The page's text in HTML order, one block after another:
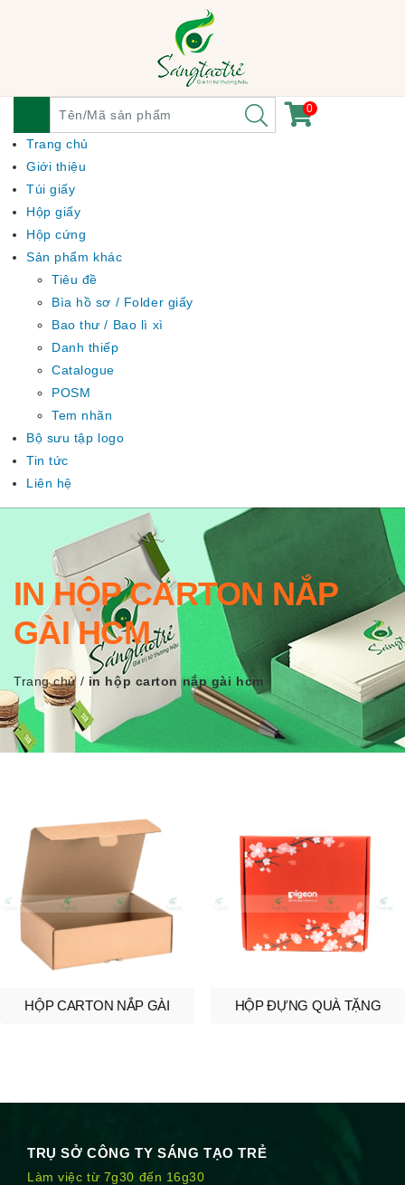
0
Trang chủ
Giới thiệu
Túi giấy
Hộp giấy
Hộp cứng
Sản phẩm khác
Tiêu đề
Bìa hồ sơ / Folder giấy
Bao thư / Bao lì xì
Danh thiếp
Catalogue
POSM
Tem nhãn
Bộ sưu tập logo
Tin tức
Liên hệ
IN HỘP CARTON NẮP
GÀI HCM
Trang chủ/ in hộp carton nắp gài hcm
HỘP CARTON NẮP GÀI HỘP ĐỰNG QUÀ TẶNG
TRỤ SỞ CÔNG TY SÁNG TẠO TRẺ
Làm việc từ 7g30 đến 16g30